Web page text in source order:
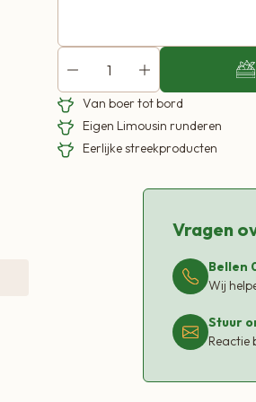
Van boer tot bord
Eigen Limousin runderen
Eerlijke streekproducten
Vragen
Bellen
Wij
Stuur
Reactie